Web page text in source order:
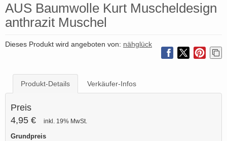
AUS Baumwolle Kurt Muscheldesign
anthrazit Muschel
Dieses Produkt wird angeboten von: nähglück
Produkt-Details Verkäufer-Infos
Preis
4,95 €
inkl. 19% MwSt.
Grundpreis